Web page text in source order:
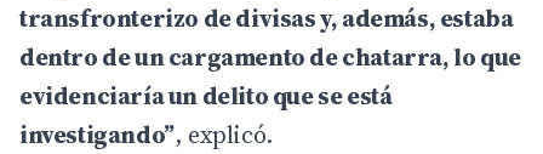
transfronterizo de divisas y, además, estaba
dentro de un cargamento de chatarra, lo que
evidenciaría un delito que se está
investigando”, explicó.